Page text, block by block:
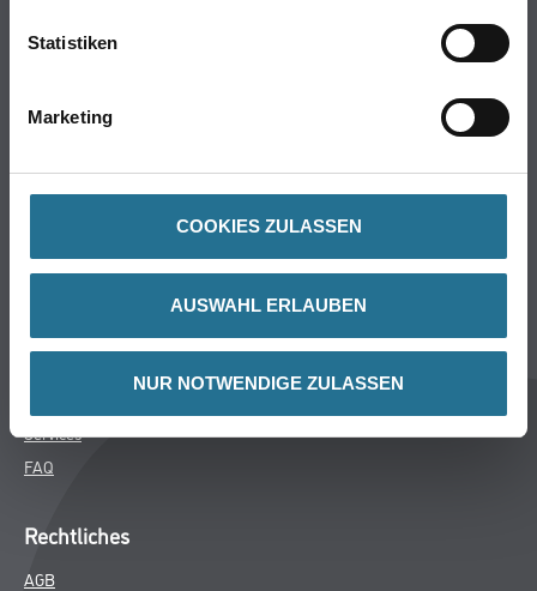
Statistiken
Marketing
COOKIES ZULASSEN
AUSWAHL ERLAUBEN
NUR NOTWENDIGE ZULASSEN
Putze- und Spachtelmassen
Wand- & Deckenbeläge
Über uns
MPlus
Services
FAQ
Rechtliches
AGB